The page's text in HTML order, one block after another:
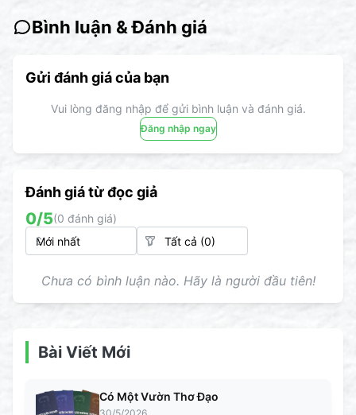
Bình luận & Đánh giá
Gửi đánh giá của bạn
Vui lòng đăng nhập để gửi bình luận và đánh giá.
Đăng nhập ngay
Đánh giá từ đọc giả
0/5(0 đánh giá)
Chưa có bình luận nào. Hãy là người đầu tiên!
Bài Viết Mới
Có Một Vườn Thơ Đạo